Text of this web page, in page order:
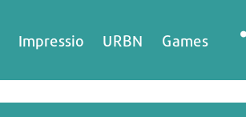
Impressio URBN Games